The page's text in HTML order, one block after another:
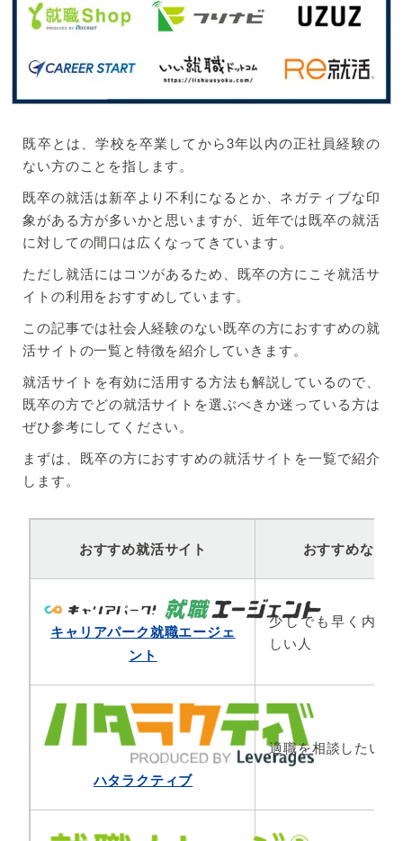
既卒とは、学校を卒業してから3年以内の正社員経験の
ない方のことを指します。
既卒の就活は新卒より不利になるとか、ネガティブな印
象がある方が多いかと思いますが、近年では既卒の就活
に対しての間口は広くなってきています。
ただし就活にはコツがあるため、既卒の方にこそ就活サ
イトの利用をおすすめしています。
この記事では社会人経験のない既卒の方におすすめの就
活サイトの一覧と特徴を紹介していきます。
就活サイトを有効に活用する方法も解説しているので、
既卒の方でどの就活サイトを選ぶべきか迷っている方は
ぜひ参考にしてください。
まずは、既卒の方におすすめの就活サイトを一覧で紹介
します。
おすすめ就活サイト おすすめな人
キャリアパーク就職エージェ
ント
少しでも早く内定
しい人
ハタラクティブ
適職を相談したい人